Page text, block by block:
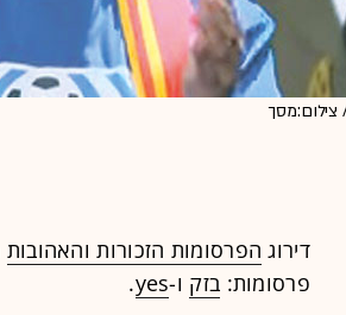
צילום:מסך
דירוג הפרסומות הזכורות והאהובות
פרסומות: בזק ו-yes
.